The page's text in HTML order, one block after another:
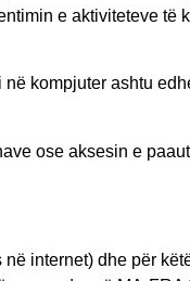
e aktiviteteve të
kompjuter ashtu
ose aksesin e
internet) dhe për